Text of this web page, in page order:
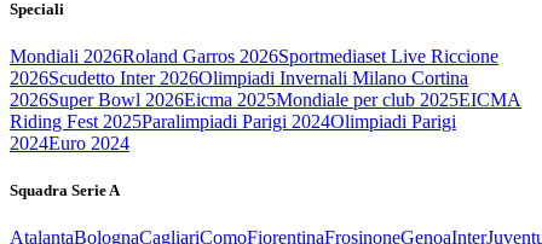
Speciali
Mondiali 2026Roland Garros 2026Sportmediaset Live Riccione
2026Scudetto Inter 2026Olimpiadi Invernali Milano Cortina
2026Super Bowl 2026Eicma 2025Mondiale per club 2025EICMA
Riding Fest 2025Paralimpiadi Parigi 2024Olimpiadi Parigi
2024Euro 2024
Squadra Serie A
AtalantaBolognaCagliariComoFiorentinaFrosinoneGenoaInter